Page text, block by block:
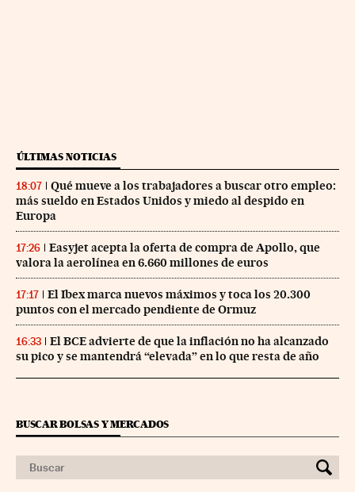
ÚLTIMAS NOTICIAS
18:07
Qué mueve a los trabajadores a buscar otro empleo:
más sueldo en Estados Unidos y miedo al despido en
Europa
17:26
Easyjet acepta la oferta de compra de Apollo, que
valora la aerolínea en 6.660 millones de euros
17:17
El Ibex marca nuevos máximos y toca los 20.300
puntos con el mercado pendiente de Ormuz
16:33
El BCE advierte de que la inflación no ha alcanzado
su pico y se mantendrá “elevada” en lo que resta de año
BUSCAR BOLSAS Y MERCADOS